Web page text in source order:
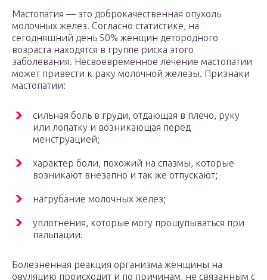
Мастопатия — это доброкачественная опухоль
молочных желез. Согласно статистике, на
сегодняшний день 50% женщин детородного
возраста находятся в группе риска этого
заболевания. Несвоевременное лечение мастопатии
может привести к раку молочной железы. Признаки
мастопатии:
сильная боль в груди, отдающая в плечо, руку
или лопатку и возникающая перед
менструацией;
характер боли, похожий на спазмы, которые
возникают внезапно и так же отпускают;
нагрубание молочных желез;
уплотнения, которые могу прощупываться при
пальпации.
Болезненная реакция организма женщины на
овуляцию происходит и по причинам, не связанным с